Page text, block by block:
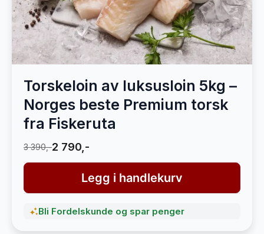
Torskeloin av luksusloin 5kg –
Norges beste Premium torsk
fra Fiskeruta
3 390,-2 790,-
Legg i handlekurv
Bli Fordelskunde og spar penger